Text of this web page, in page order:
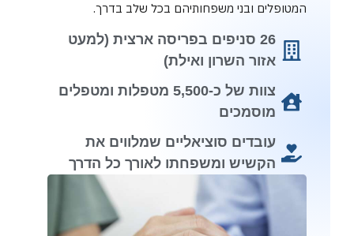
המטופלים ובני משפחותיהם בכל שלב בדרך.
26 סניפים בפריסה ארצית (למעט
אזור השרון ואילת)
צוות של כ-5,500 מטפלות ומטפלים
מוסמכים
עובדים סוציאליים שמלווים את
הקשיש ומשפחתו לאורך כל הדרך